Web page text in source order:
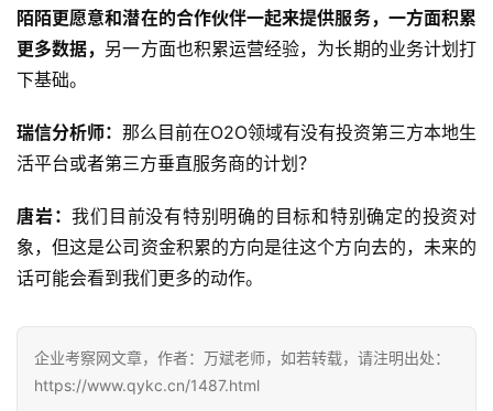
陌陌更愿意和潜在的合作伙伴一起来提供服务，一方面积累
更多数据， 另一方面也积累运营经验，为长期的业务计划打
下基础。
瑞信分析师： 那么目前在O2O领域有没有投资第三方本地生
活平台或者第三方垂直服务商的计划？
唐岩：我们目前没有特别明确的目标和特别确定的投资对
象，但这是公司资金积累的方向是往这个方向去的，未来的
话可能会看到我们更多的动作。
企业考察网文章，作者：万斌老师，如若转载，请注明出处：
https://www.qykc.cn/1487.html